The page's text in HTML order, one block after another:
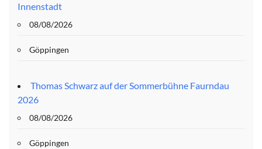
Innenstadt
08/08/2026
Göppingen
Thomas Schwarz auf der Sommerbühne Faurndau
2026
08/08/2026
Göppingen